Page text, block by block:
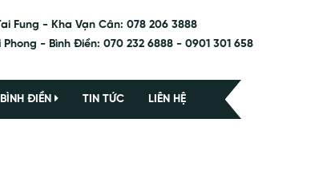
Fung - Kha Vạn Cân: 078 206 3888
Phong - Bình Điền: 070 232 6888 - 0901 301 658
ĐIỀN TIN TỨC LIÊN HỆ